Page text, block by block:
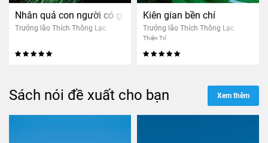
Nhân quả con người có giống cây bắp không?
Trưởng lão Thích Thông Lạc
Kiên gian bền chí
Trưởng lão Thích Thông Lạc
Thiện Trí
Sách nói đề xuất cho bạn Xem thêm